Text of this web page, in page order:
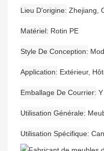
Lieu D'origine Zhejiang,
Matériel Rotin PE
Style De Conception
Application Extérieur,
Emballage De Courrier Y
Utilisation Générale
Utilisation Spécifique